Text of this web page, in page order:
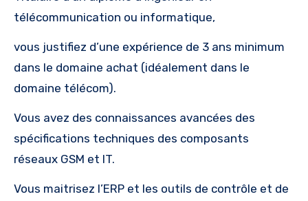
télécommunication ou informatique,
vous justifiez d’une expérience de 3 ans minimum
dans le domaine achat (idéalement dans le
domaine télécom).
Vous avez des connaissances avancées des
spécifications techniques des composants
réseaux GSM et IT.
Vous maitrisez l’ERP et les outils de contrôle et de